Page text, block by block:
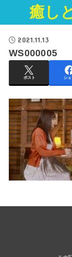
癒し
2021.11.13
WS000005
ポスト シェ